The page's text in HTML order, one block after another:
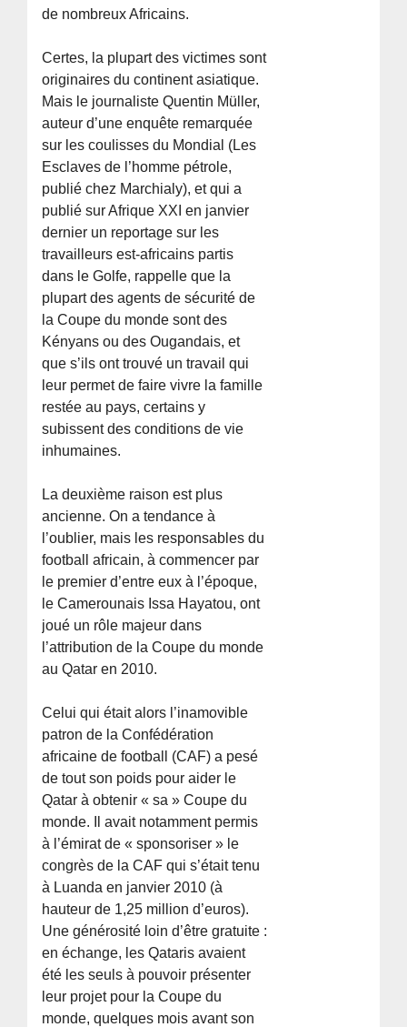
de nombreux Africains.
Certes, la plupart des victimes sont
originaires du continent asiatique.
Mais le journaliste Quentin Müller,
auteur d’une enquête remarquée
sur les coulisses du Mondial (Les
Esclaves de l’homme pétrole,
publié chez Marchialy), et qui a
publié sur Afrique XXI en janvier
dernier un reportage sur les
travailleurs est-africains partis
dans le Golfe, rappelle que la
plupart des agents de sécurité de
la Coupe du monde sont des
Kényans ou des Ougandais, et
que s’ils ont trouvé un travail qui
leur permet de faire vivre la famille
restée au pays, certains y
subissent des conditions de vie
inhumaines.
La deuxième raison est plus
ancienne. On a tendance à
l’oublier, mais les responsables du
football africain, à commencer par
le premier d’entre eux à l’époque,
le Camerounais Issa Hayatou, ont
joué un rôle majeur dans
l’attribution de la Coupe du monde
au Qatar en 2010.
Celui qui était alors l’inamovible
patron de la Confédération
africaine de football (CAF) a pesé
de tout son poids pour aider le
Qatar à obtenir « sa » Coupe du
monde. Il avait notamment permis
à l’émirat de « sponsoriser » le
congrès de la CAF qui s’était tenu
à Luanda en janvier 2010 (à
hauteur de 1,25 million d’euros).
Une générosité loin d’être gratuite :
en échange, les Qataris avaient
été les seuls à pouvoir présenter
leur projet pour la Coupe du
monde, quelques mois avant son